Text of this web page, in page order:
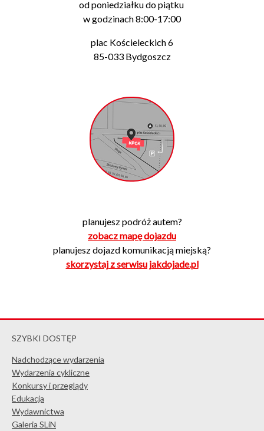
od poniedziałku do piątku
w godzinach 8:00-17:00
plac Kościeleckich 6
85-033 Bydgoszcz
planujesz podróż autem?
zobacz mapę dojazdu
planujesz dojazd komunikacją miejską?
skorzystaj z serwisu jakdojade.pl
SZYBKI DOSTĘP
Nadchodzące wydarzenia
Wydarzenia cykliczne
Konkursy i przeglądy
Edukacja
Wydawnictwa
Galeria SLiN